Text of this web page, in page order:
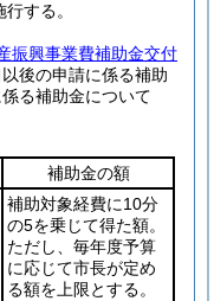
する。
振興事業費補助金交付
後の申請に係る補助
る補助金について
補助金の額
補助対象経費に10分
の5を乗じて得た額。
ただし、毎年度予算
に応じて市長が定め
る額を上限とする。